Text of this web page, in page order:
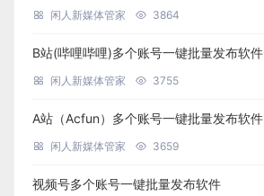
闲人新媒体管家 3864
B站(哔哩哔哩)多个账号一键批量发布软件
闲人新媒体管家 3755
A站（Acfun）多个账号一键批量发布软件
闲人新媒体管家 3659
视频号多个账号一键批量发布软件